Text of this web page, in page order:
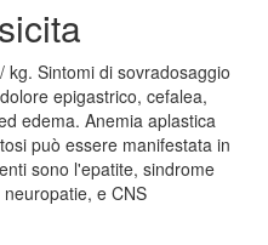
Sintomi di sovradosaggio
epigastrico, cefalea,
edema. Anemia aplastica
può essere manifestata in
sono l'epatite, sindrome
e CNS